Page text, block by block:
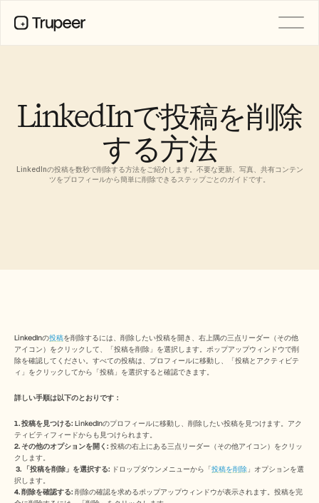
LinkedInで投稿を削除
する方法
LinkedInの投稿を数秒で削除する方法をご紹介します。不要な更新、写真、共有コンテン
ツをプロフィールから簡単に削除できるステップごとのガイドです。
LinkedInの投稿を削除するには、削除したい投稿を開き、右上隅の三点リーダー（その他
アイコン）をクリックして、「投稿を削除」を選択します。ポップアップウィンドウで削
除を確認してください。すべての投稿は、プロフィールに移動し、「投稿とアクティビテ
ィ」をクリックしてから「投稿」を選択すると確認できます。
詳しい手順は以下のとおりです：
1. 投稿を見つける: LinkedInのプロフィールに移動し、削除したい投稿を見つけます。アク
ティビティフィードからも見つけられます。
2. その他のオプションを開く: 投稿の右上にある三点リーダー（その他アイコン）をクリッ
クします。
3. 「投稿を削除」を選択する: ドロップダウンメニューから「投稿を削除 」オプションを選
択します。
4. 削除を確認する: 削除の確認を求めるポップアップウィンドウが表示されます。投稿を完
ナレッジベース
共有ページ
AI画面録画
よくある質問
Announcement
Partner Program
ユースケース
セールスイネーブルメント
プリセールス
プロダクトマーケティング
カスタマーサクセス
トレーニング
See more